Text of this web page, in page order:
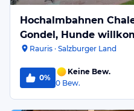
Hochalmbahnen
Gondel, Hunde
Rauris · Salzburger Land
0%
Keine Bew.
0 Bew.